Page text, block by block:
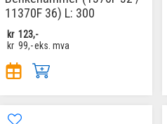
11370F 36) L: 300
kr 123,-
kr 99,-eks. mva